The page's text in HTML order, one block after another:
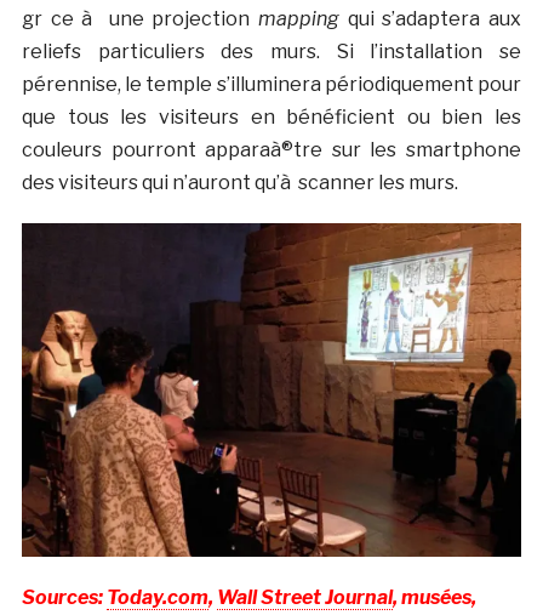
gr ce à une projectionmapping qui s’adaptera aux
reliefs particuliers des murs. Si l’installation se
pérennise, le temple s’illuminera périodiquement pour
que tous les visiteurs en bénéficient ou bien les
couleurs pourront apparaà®tre sur les smartphone
des visiteurs qui n’auront qu’à scanner les murs.
Sources: Today.com, Wall Street Journal, musées,